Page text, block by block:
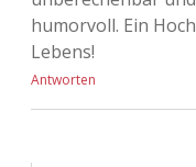
humorvoll. Ein
Lebens!
Antworten